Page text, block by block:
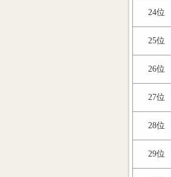
24位
25位
26位
27位
28位
29位